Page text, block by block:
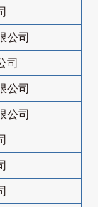
公司
司
公司
公司